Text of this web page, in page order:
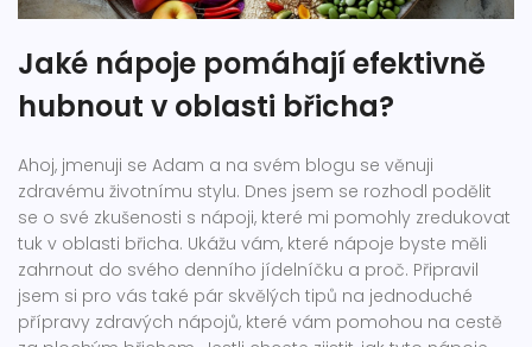
Jaké nápoje pomáhají efektivně
hubnout v oblasti břicha?
Ahoj, jmenuji se Adam a na svém blogu se věnuji
zdravému životnímu stylu. Dnes jsem se rozhodl podělit
se o své zkušenosti s nápoji, které mi pomohly zredukovat
tuk v oblasti břicha. Ukážu vám, které nápoje byste měli
zahrnout do svého denního jídelníčku a proč. Připravil
jsem si pro vás také pár skvělých tipů na jednoduché
přípravy zdravých nápojů, které vám pomohou na cestě